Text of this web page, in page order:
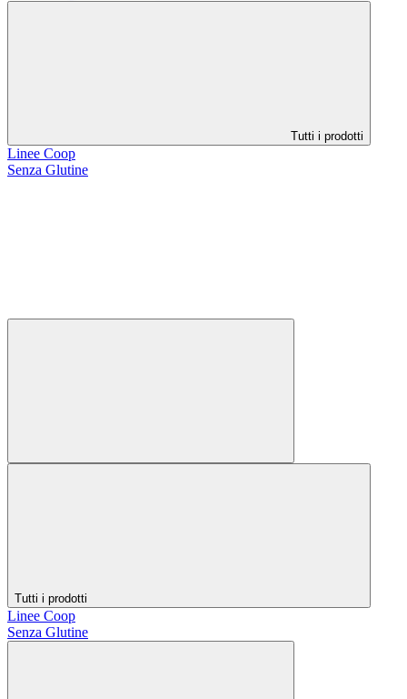
Tutti i prodotti
Linee Coop
Senza Glutine
Tutti i prodotti
Linee Coop
Senza Glutine